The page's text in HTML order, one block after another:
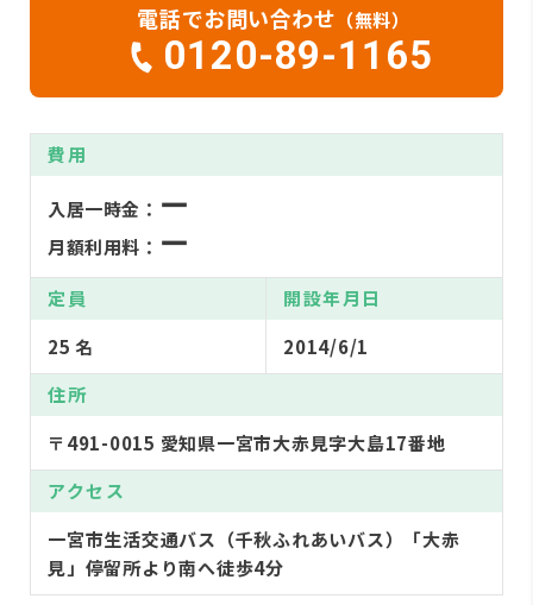
電話でお問い合わせ （無料）
0120-89-1165
費用
入居一時金： ー
月額利用料： ー
定員
25 名
開設年月日
2014/6/1
住所
〒491-0015 愛知県一宮市大赤見字大島17番地
アクセス
一宮市生活交通バス（千秋ふれあいバス）「大赤
見」停留所より南へ徒歩4分